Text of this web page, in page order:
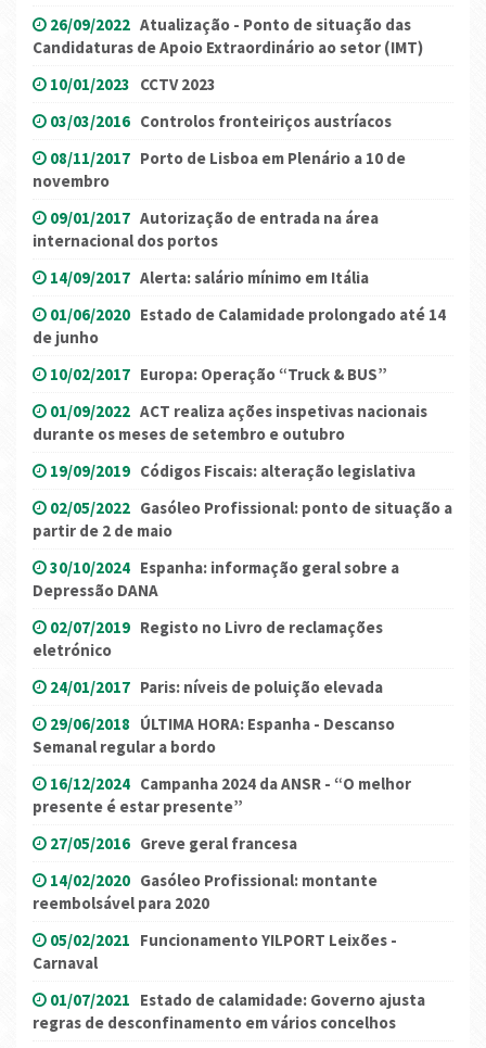
26/09/2022 Atualização - Ponto de situação das
Candidaturas de Apoio Extraordinário ao setor (IMT)
10/01/2023 CCTV 2023
03/03/2016 Controlos fronteiriços austríacos
08/11/2017 Porto de Lisboa em Plenário a 10 de
novembro
09/01/2017 Autorização de entrada na área
internacional dos portos
14/09/2017 Alerta: salário mínimo em Itália
01/06/2020 Estado de Calamidade prolongado até 14
de junho
10/02/2017 Europa: Operação “Truck & BUS”
01/09/2022 ACT realiza ações inspetivas nacionais
durante os meses de setembro e outubro
19/09/2019 Códigos Fiscais: alteração legislativa
02/05/2022 Gasóleo Profissional: ponto de situação a
partir de 2 de maio
30/10/2024 Espanha: informação geral sobre a
Depressão DANA
02/07/2019 Registo no Livro de reclamações
eletrónico
24/01/2017 Paris: níveis de poluição elevada
29/06/2018 ÚLTIMA HORA: Espanha - Descanso
Semanal regular a bordo
16/12/2024 Campanha 2024 da ANSR - “O melhor
presente é estar presente”
27/05/2016 Greve geral francesa
14/02/2020 Gasóleo Profissional: montante
reembolsável para 2020
05/02/2021 Funcionamento YILPORT Leixões -
Carnaval
01/07/2021 Estado de calamidade: Governo ajusta
regras de desconfinamento em vários concelhos